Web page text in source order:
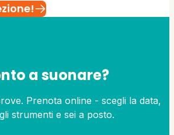
a suonare?
Prenota online - scegli la data,
strumenti e sei a posto.